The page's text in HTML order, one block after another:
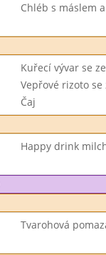
Chléb s máslem
Kuřecí vývar se
Vepřové rizoto
Čaj
Happy drink
Tvarohová